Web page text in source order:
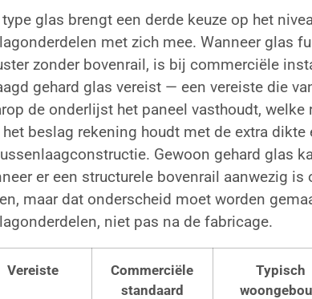
glas brengt een derde keuze op het
met zich mee. Wanneer glas
zonder bovenrail, is bij commerciële
gehard glas vereist — een vereiste die
de onderlijst het paneel vasthoudt,
het beslag rekening houdt met de extra dikte
Gewoon gehard glas
er een structurele bovenrail aanwezig is
maar dat onderscheid moet worden
niet pas na de fabricage.
Vereiste
Commerciële
standaard
Typisch